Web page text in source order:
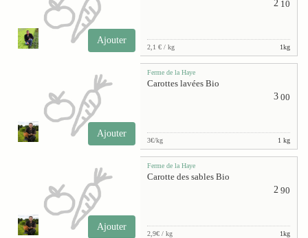
Ajouter
2 10
2,1 € / kg 1kg
Ajouter
Ferme de la Haye
Carottes lavées Bio
3 00
3€/kg 1 kg
Ajouter
Ferme de la Haye
Carotte des sables Bio
2 90
2,9€ / kg 1kg